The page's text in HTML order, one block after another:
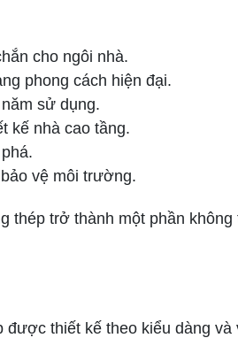
cho ngôi nhà.
phong cách hiện đại.
sử dụng.
kế nhà cao tầng.
vệ môi trường.
thép trở thành một phần
thiết kế theo kiểu dàng